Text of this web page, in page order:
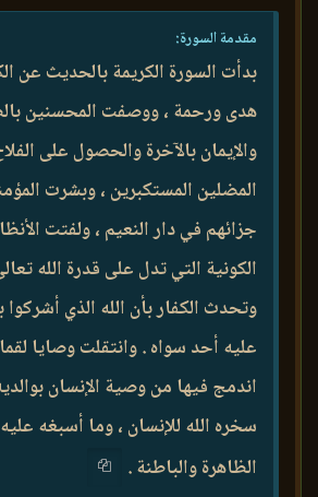
مقدمة السورة:
بدأت السورة الكريمة بالحديث عن
هدى ورحمة ، ووصفت المحسنين
والإيمان بالآخرة والحصول على
المضلين المستكبرين ، وبشرت
جزائهم في دار النعيم ، ولفتت
الكونية التي تدل على قدرة الله
وتحدث الكفار بأن الله الذي أشركوا
عليه أحد سواه . وانتقلت وصايا
اندمج فيها من وصية الإنسان
سخره الله للإنسان ، وما أسبغه
الظاهرة والباطنة .